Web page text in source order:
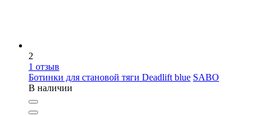
2
1 отзыв
Ботинки для становой тяги Deadlift blue SABO
В наличии